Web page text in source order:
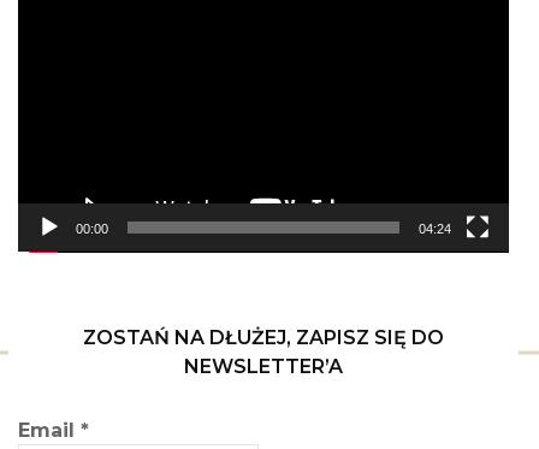
00:00 04:24
ZOSTAŃ NA DŁUŻEJ, ZAPISZ SIĘ DO
NEWSLETTER’A
Email *